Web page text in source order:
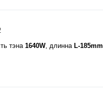
тэна 1640W, длиннаL-185mm